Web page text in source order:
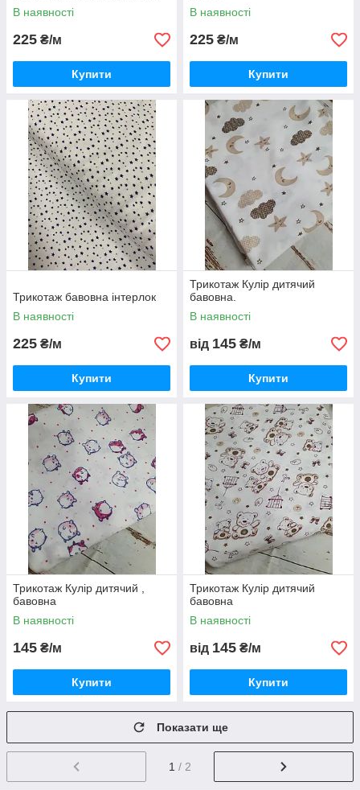
В наявності
225 ₴/м
Купити
В наявності
225 ₴/м
Купити
Трикотаж бавовна інтерлок
В наявності
225 ₴/м
Купити
Трикотаж Кулір дитячий
бавовна.
В наявності
від 145 ₴/м
Купити
Трикотаж Кулір дитячий ,
бавовна
В наявності
145 ₴/м
Купити
Трикотаж Кулір дитячий
бавовна
В наявності
від 145 ₴/м
Купити
Показати ще
1 / 2